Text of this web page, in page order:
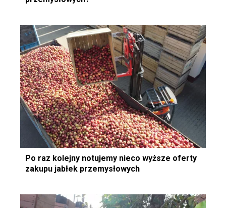
Po raz kolejny notujemy nieco wyższe oferty
zakupu jabłek przemysłowych